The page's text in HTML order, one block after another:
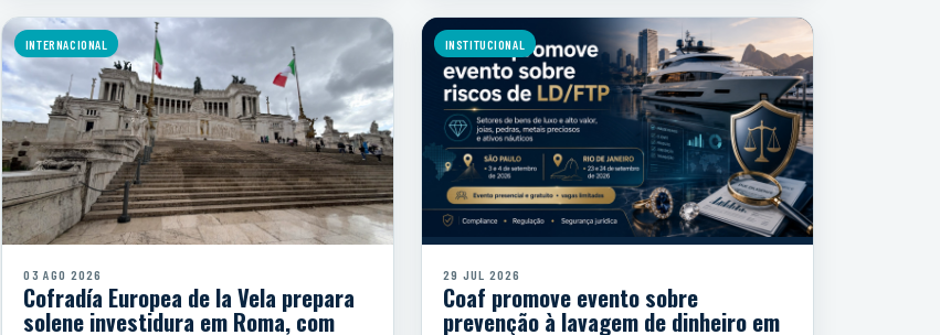
INTERNACIONAL
03 AGO 2026
Cofradía Europea de la Vela prepara
solene investidura em Roma, com
INSTITUCIONAL
29 JUL 2026
Coaf promove evento sobre
prevenção à lavagem de dinheiro em